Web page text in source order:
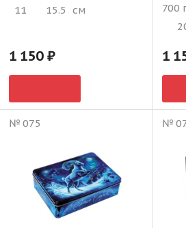
11
15.5 см
1 150
700
1
№ 075 №